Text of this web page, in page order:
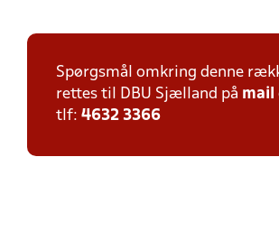
Spørgsmål omkring denne
rettes til DBU Sjælland på mail
tlf: 4632 3366